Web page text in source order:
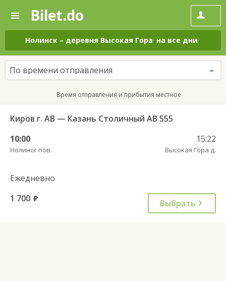
—
Поиск
и
покупка
билетов
на
автобус
онлайн
Bilet.do
Нолинск – деревня Высокая Гора на все дни
По времени отправления
Время отправления и прибытия местное
Киров г. АВ — Казань Столичный АВ 555
10:00
Нолинск пов.
15:22
Высокая Гора д.
Ежедневно
1 700 руб. Выбрать